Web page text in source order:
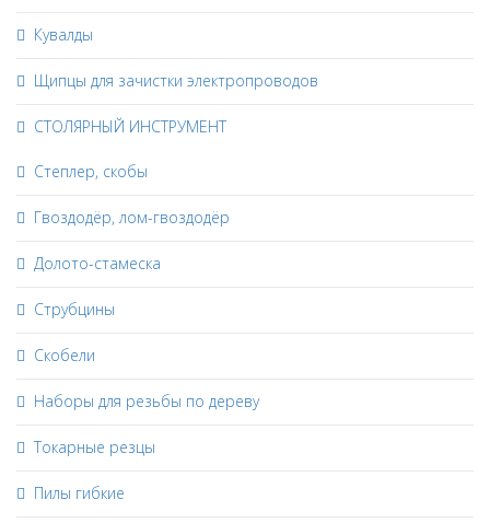
Кувалды
Щипцы для зачистки электропроводов
СТОЛЯРНЫЙ ИНСТРУМЕНТ
Степлер, скобы
Гвоздодёр, лом-гвоздодёр
Долото-стамеска
Струбцины
Скобели
Наборы для резьбы по дереву
Токарные резцы
Пилы гибкие